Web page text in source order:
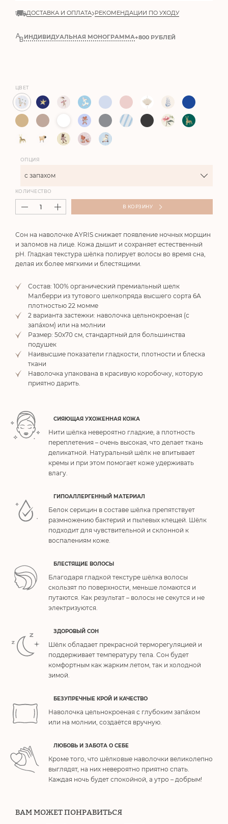
ДОСТАВКА И ОПЛАТА РЕКОМЕНДАЦИИ ПО УХОДУ
ИНДИВИДУАЛЬНАЯ МОНОГРАММА+800 РУБЛЕЙ
Сон на наволочке AYRIS снижает появление ночных морщин
и заломов на лице. Кожа дышит и сохраняет естественный
pH. Гладкая текстура шёлка полирует волосы во время сна,
делая их более мягкими и блестящими.
Состав: 100% органический премиальный шелк
Малберри из тутового шелкопряда высшего сорта 6А
плотностью 22 момме
2 варианта застежки: наволочка цельнокроеная (с
запа́хом) или на молнии
Размер: 50х70 см, стандартный для большинства
подушек
Наивысшие показатели гладкости, плотности и блеска
ткани
Наволочка упакована в красивую коробочку, которую
приятно дарить.
ЦВЕТ
ОПЦИЯ
с запахом
КОЛИЧЕСТВО
В КОРЗИНУ
СИЯЮЩАЯ УХОЖЕННАЯ КОЖА
Нити шёлка невероятно гладкие, а плотность
переплетения – очень высокая, что делает ткань
деликатной. Натуральный шёлк не впитывает
кремы и при этом помогает коже удерживать
влагу.
ГИПОАЛЛЕРГЕННЫЙ МАТЕРИАЛ
Белок серицин в составе шёлка препятствует
размножению бактерий и пылевых клещей. Шёлк
подходит для чувствительной и склонной к
воспалениям коже.
БЛЕСТЯЩИЕ ВОЛОСЫ
Благодаря гладкой текстуре шёлка волосы
скользят по поверхности, меньше ломаются и
путаются. Как результат – волосы не секутся и не
электризуются.
ЗДОРОВЫЙ СОН
Шёлк обладает прекрасной терморегуляцией и
поддерживает температуру тела. Сон будет
комфортным как жарким летом, так и холодной
зимой.
БЕЗУПРЕЧНЫЕ КРОЙ И КАЧЕСТВО
Наволочка цельнокроеная с глубоким запа́хом
или на молнии, создаётся вручную.
ЛЮБОВЬ И ЗАБОТА О СЕБЕ
Кроме того, что шёлковые наволочки великолепно
выглядят, на них невероятно приятно спать.
Каждая ночь будет спокойной, а утро – добрым!
ВАМ МОЖЕТ ПОНРАВИТЬСЯ